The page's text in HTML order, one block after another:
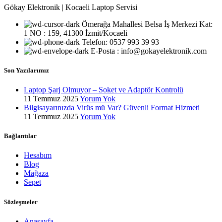
Gökay Elektronik | Kocaeli Laptop Servisi
Ömerağa Mahallesi Belsa İş Merkezi Kat:
1 NO : 159, 41300 İzmit/Kocaeli
Telefon: 0537 993 39 93
E-Posta : info@gokayelektronik.com
Son Yazılarımız
Laptop Şarj Olmuyor – Soket ve Adaptör Kontrolü
11 Temmuz 2025Yorum Yok
Bilgisayarınızda Virüs mü Var? Güvenli Format Hizmeti
11 Temmuz 2025Yorum Yok
Bağlantılar
Hesabım
Blog
Mağaza
Sepet
Sözleşmeler